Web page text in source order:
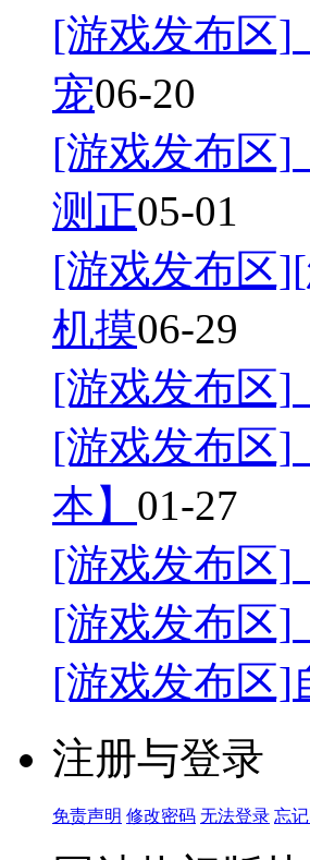
[游戏发布区]
宠06-20
[游戏发布区]
测正05-01
[游戏发布区]
机摸06-29
[游戏发布区]
[游戏发布区]
本】 01-27
[游戏发布区]
[游戏发布区]
[游戏发布区]
注册与登录
免责声明 修改密码 无法登录 忘